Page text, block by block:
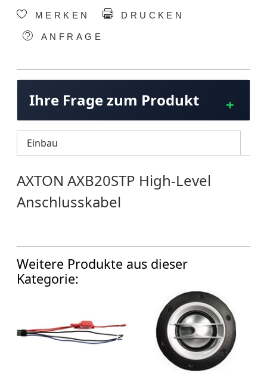
MERKEN DRUCKEN
ANFRAGE
Ihre Frage zum Produkt
Einbau
AXTON AXB20STP High-Level
Anschlusskabel
Weitere Produkte aus dieser
Kategorie: